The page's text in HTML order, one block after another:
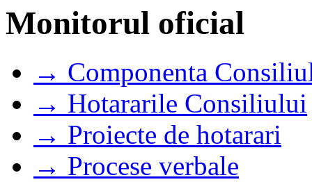
Monitorul oficial
→ Componenta
→ Hotararile Consiliului
→ Proiecte de hotarari
→ Procese verbale